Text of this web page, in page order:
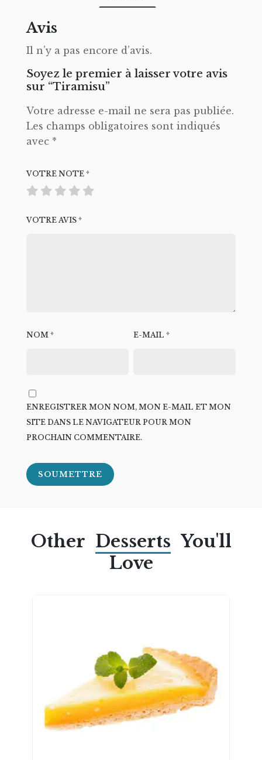
Avis
Il n’y a pas encore d’avis.
Soyez le premier à laisser votre avis
sur “Tiramisu”
Votre adresse e-mail ne sera pas publiée.
Les champs obligatoires sont indiqués
avec *
VOTRE NOTE *
VOTRE AVIS *
NOM * E-MAIL *
ENREGISTRER MON NOM, MON E-MAIL ET MON
SITE DANS LE NAVIGATEUR POUR MON
PROCHAIN COMMENTAIRE.
Other Desserts You'll
Love